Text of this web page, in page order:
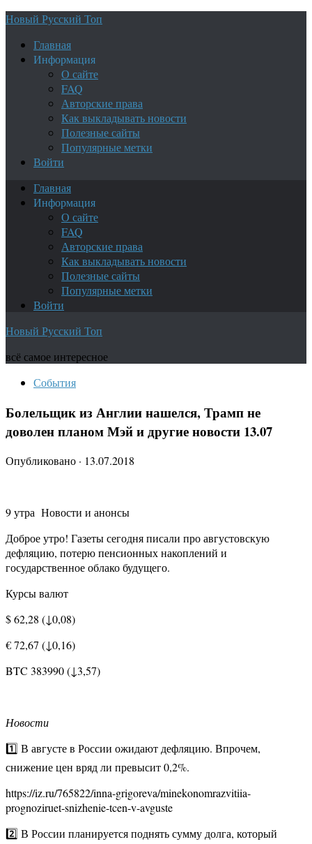
Новый Русский Топ
Главная
Информация
О сайте
FAQ
Авторские права
Как выкладывать новости
Полезные сайты
Популярные метки
Войти
Главная
Информация
О сайте
FAQ
Авторские права
Как выкладывать новости
Полезные сайты
Популярные метки
Войти
Новый Русский Топ
всё самое интересное
События
Болельщик из Англии нашелся, Трамп не
доволен планом Мэй и другие новости 13.07
Опубликовано · 13.07.2018
9 утра Новости и анонсы
Доброе утро! Газеты сегодня писали про августовскую
дефляцию, потерю пенсионных накоплений и
государственное облако будущего.
Курсы валют
$ 62,28 (↓0,08)
€ 72,67 (↓0,16)
BTC 383990 (↓3,57)
Новости
1️⃣ В августе в России ожидают дефляцию. Впрочем,
снижение цен вряд ли превысит 0,2%.
https://iz.ru/765822/inna-grigoreva/minekonomrazvitiia-
prognoziruet-snizhenie-tcen-v-avguste
2️⃣ В России планируется поднять сумму долга, который